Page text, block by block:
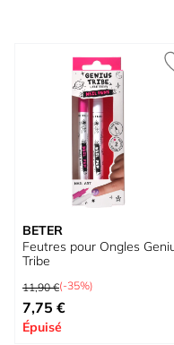
BETER
Feutres pour Ongles
Tribe
Prix normal
11,90 €(-35%)
Prix spécial
7,75 €
Épuisé